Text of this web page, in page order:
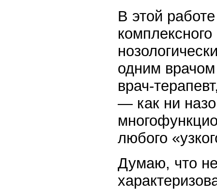
В этой
одним
врач-
— как ни
любого
Думаю, что не